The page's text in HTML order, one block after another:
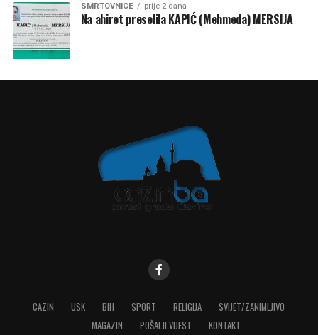
SMRTOVNICE prije 2 dana
Na ahiret preselila KAPIĆ (Mehmeda) MERSIJA
CAZIN USK BIH SPORT RELIGIJA
SVIJET/ZANIMLJIVO
MAGAZIN
POŠALJI VIJEST KONTAKT